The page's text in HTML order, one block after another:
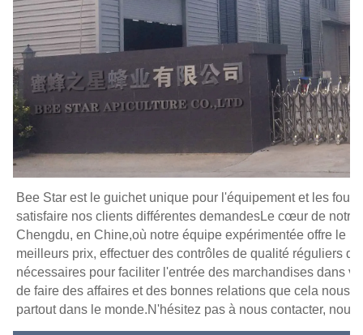
Bee Star est le guichet unique pour l'équipement et les
satisfaire nos clients différentes demandesLe cœur de
Chengdu, en Chine,où notre équipe expérimentée offre le
meilleurs prix, effectuer des contrôles de qualité réguliers
nécessaires pour faciliter l'entrée des marchandises dans
de faire des affaires et des bonnes relations que cela nous
partout dans le monde.N'hésitez pas à nous contacter,